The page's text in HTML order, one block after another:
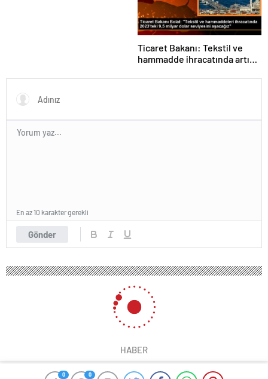
0 0
Ticaret Bakanı: Tekstil ve
hammadde ihracatında artış
Gönder
En az 10 karakter gerekli
HABER